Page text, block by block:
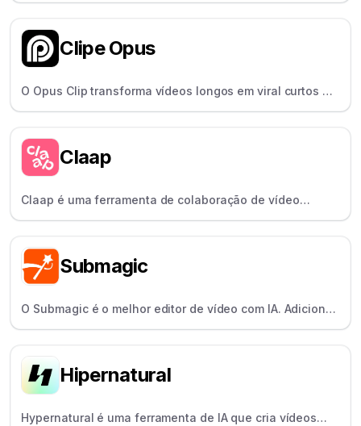
Clipe Opus
O Opus Clip transforma vídeos longos em viral curtos e
viral usando IA. Ele foi desenvolvido para permitir a
TikTok, no Reels e Shorts.
Claap
Claap é uma ferramenta de colaboração de vídeo
assíncrona para equipes remotas, permitindo que os
Submagic
O Submagic é o melhor editor de vídeo com IA. Adicione
viral em mais de 100 idiomas a qualquer vídeo e crie
Hipernatural
Hypernatural é uma ferramenta de IA que cria vídeos